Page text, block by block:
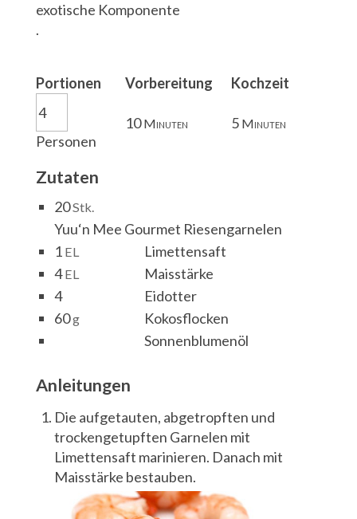
exotische Komponente
.
Portionen Vorbereitung Kochzeit
Personen
10 Minuten 5 Minuten
Zutaten
20Stk.
Yuu‘n Mee Gourmet Riesengarnelen
1 EL
Limettensaft
4 EL
Maisstärke
4
Eidotter
60g
Kokosflocken
Sonnenblumenöl
Anleitungen
Die aufgetauten, abgetropften und
trockengetupften Garnelen mit
Limettensaft marinieren. Danach mit
Maisstärke bestauben.